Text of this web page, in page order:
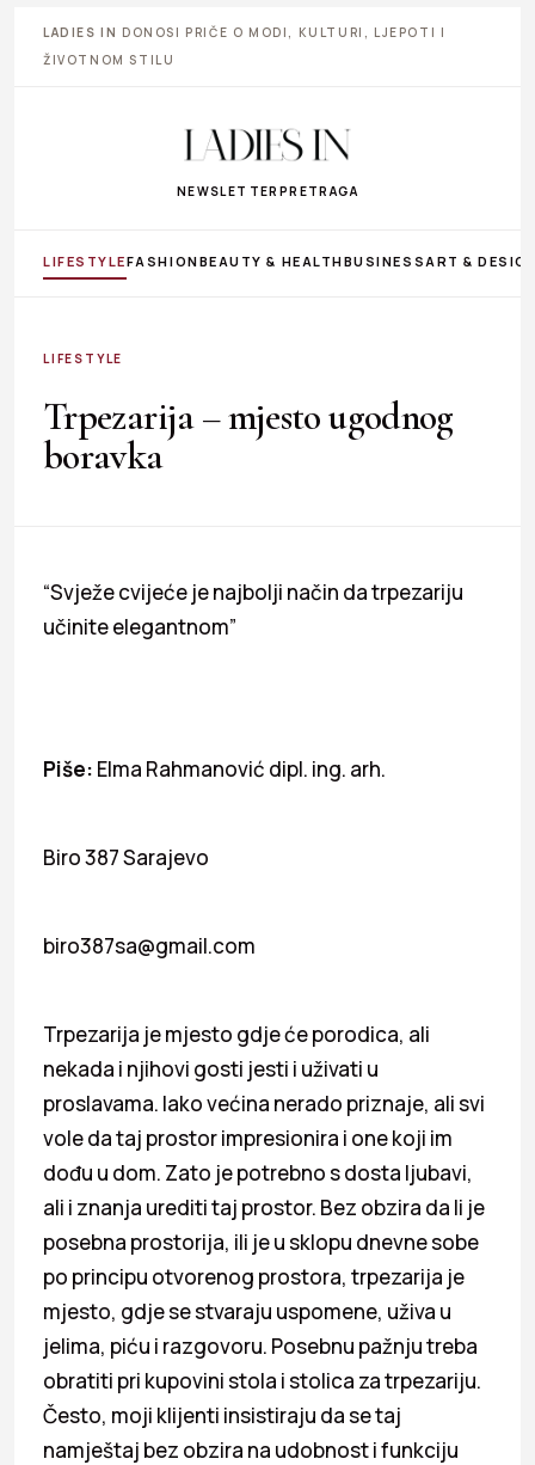
LADIES IN DONOSI PRIČE O MODI, KULTURI, LJEPOTI I
ŽIVOTNOM STILU
NEWSLETTER PRETRAGA
LIFESTYLEFASHIONBEAUTY & HEALTHBUSINESS ART &
LIFESTYLE
Trpezarija – mjesto ugodnog
boravka
“Svježe cvijeće je najbolji način da trpezariju
učinite elegantnom”
Piše: Elma Rahmanović dipl. ing. arh.
Biro 387 Sarajevo
biro387sa@gmail.com
Trpezarija je mjesto gdje će porodica, ali
nekada i njihovi gosti jesti i uživati u
proslavama. Iako većina nerado priznaje, ali svi
vole da taj prostor impresionira i one koji im
dođu u dom. Zato je potrebno s dosta ljubavi,
ali i znanja urediti taj prostor. Bez obzira da li je
posebna prostorija, ili je u sklopu dnevne sobe
po principu otvorenog prostora, trpezarija je
mjesto, gdje se stvaraju uspomene, uživa u
jelima, piću i razgovoru. Posebnu pažnju treba
obratiti pri kupovini stola i stolica za trpezariju.
Često, moji klijenti insistiraju da se taj
namještaj bez obzira na udobnost i funkciju